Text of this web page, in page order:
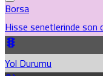
Borsa
Hisse senetlerinde son
Yol Durumu